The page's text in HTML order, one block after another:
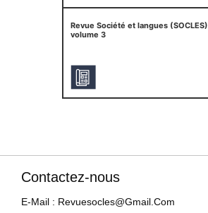
Revue Société et langues (SOCLES)
volume 3
Contactez-nous
E-Mail : Revuesocles@gmail.com